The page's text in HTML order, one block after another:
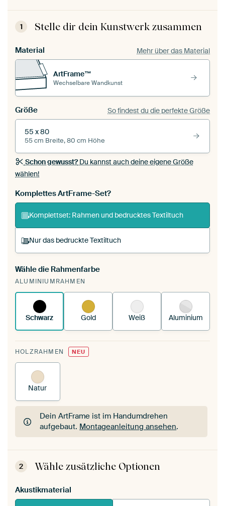
1 Stelle dir dein Kunstwerk zusammen
Material Mehr über das Material
ArtFrame™
Wechselbare Wandkunst
Größe So findest du die perfekte Größe
55 x 80
55 cm Breite, 80 cm Höhe
Schon gewusst?Du kannst auch deine eigene Größe
wählen!
Komplettes ArtFrame-Set?
Komplettset: Rahmen und bedrucktes Textiltuch
Nur das bedruckte Textiltuch
Du spannst einen wechselbaren Textiltuch in
deinen vorhandenen ArtFrame™.
funktioniert es.
Wähle die Rahmenfarbe
ALUMINIUMRAHMEN
Schwarz Gold Weiß Aluminium
HOLZRAHMEN NEU
Natur
Dein ArtFrame ist im Handumdrehen
aufgebaut. Montageanleitung ansehen.
Dein ArtFrame ist im Handumdrehen
aufgebaut.Montageanleitung ansehen
2 Wähle zusätzliche Optionen
Akustikmaterial